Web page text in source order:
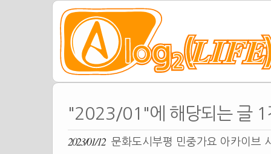
"2023/01"에 해당되는 글 1
2023/01/12 문화도시부평 민중가요 아카이브